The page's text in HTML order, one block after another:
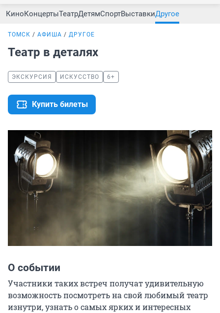
КиноКонцертыТеатрДетямСпортВыставкиДругое
ТОМСК АФИША ДРУГОЕ
Театр в деталях
ЭКСКУРСИЯ ИСКУССТВО 6+
Купить билеты
О событии
Участники таких встреч получат удивительную
возможность посмотреть на свой любимый театр
изнутри, узнать о самых ярких и интересных